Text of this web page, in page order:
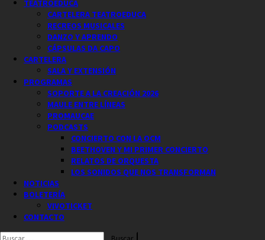
TEATROEDUCA
CARTELERA TEATROEDUCA
RECREOS MUSICALES
DANZO Y APRENDO
CÁPSULAS DA CAPO
CARTELERA
SALA Y EXTENSIÓN
PROGRAMAS
SOPORTE A LA CREACIÓN 2026
MAULE ENTRE LÍNEAS
PROMAUCAE
PODCASTS
CONCIERTO CON LA OCM
BEETHOVEN Y MI PRIMER CONCIERTO
RELATOS DE ORQUESTA
LOS SONIDOS QUE NOS TRANSFORMAN
NOTICIAS
BOLETERÍA
VIVOTICKET
CONTACTO
Buscar